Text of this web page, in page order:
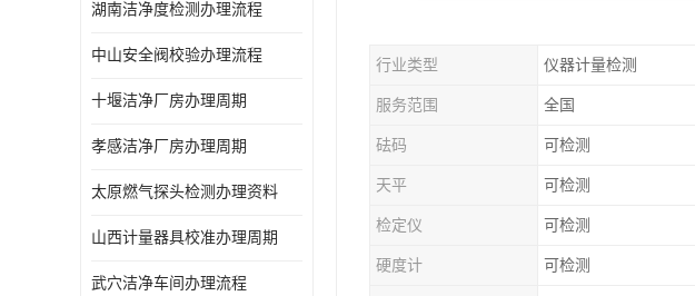
湖南洁净度检测办理流程
中山安全阀校验办理流程
十堰洁净厂房办理周期
孝感洁净厂房办理周期
太原燃气探头检测办理资料
山西计量器具校准办理周期
武穴洁净车间办理流程
行业类型 仪器计量检测
服务范围 全国
砝码 可检测
天平 可检测
检定仪 可检测
硬度计 可检测